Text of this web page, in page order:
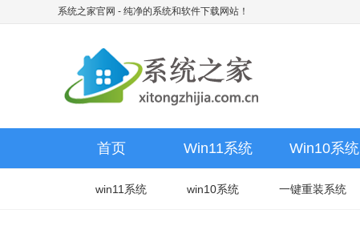
系统之家官网 - 纯净的系统和软件下载网站！
首页 Win11系统 Win10系统
win11系统 win10系统 一键重装系统